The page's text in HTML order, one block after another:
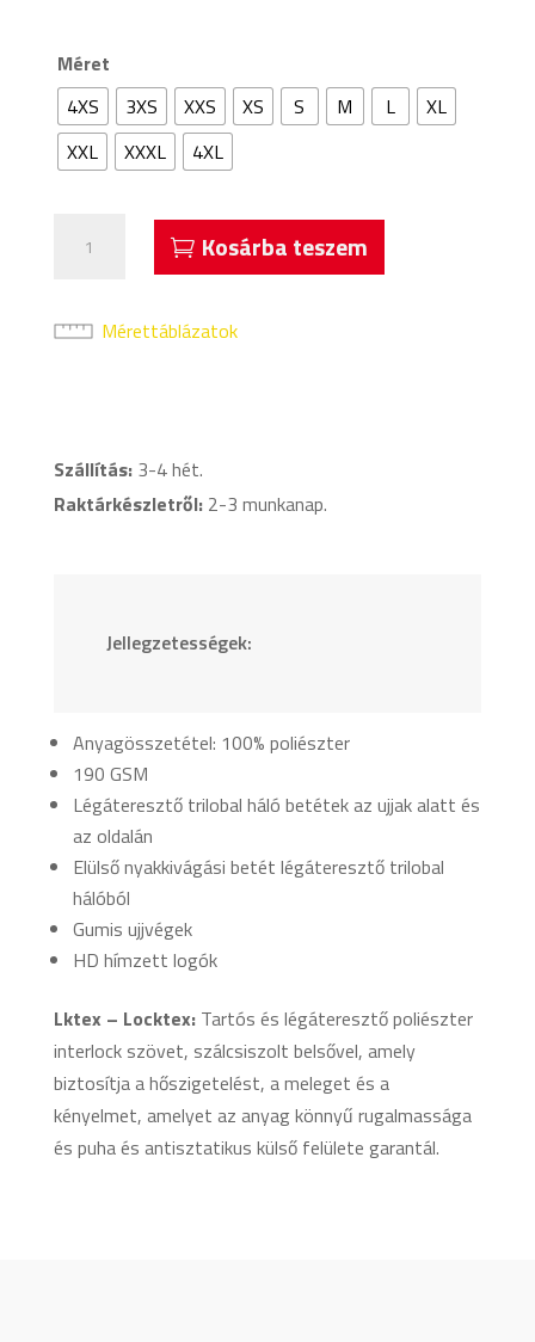
Méret
4XS
3XS XXS XS S M L
XL
XXL
XXXL 4XL
Belatrix
Neck
Kosárba teszem
Mérettáblázatok
Szállítás:3-4 hét.
Raktárkészletről:2-3 munkanap.
Jellegzetességek:
Anyagösszetétel: 100% poliészter
190 GSM
Légáteresztő trilobal háló betétek az ujjak alatt és
az oldalán
Elülső nyakkivágási betét légáteresztő trilobal
hálóból
Gumis ujjvégek
HD hímzett logók
Lktex – Locktex:Tartós és légáteresztő poliészter
interlock szövet, szálcsiszolt belsővel, amely
biztosítja a hőszigetelést, a meleget és a
kényelmet, amelyet az anyag könnyű rugalmassága
és puha és antisztatikus külső felülete garantál.